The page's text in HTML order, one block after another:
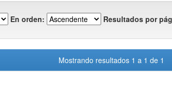
En orden: Resultados por
Mostrando resultados 1 a 1 de 1